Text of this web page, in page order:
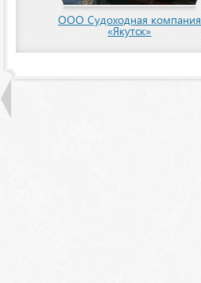
ООО Судоходная компания
«Якутск»